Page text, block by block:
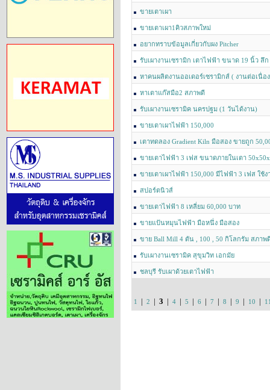
ขายเตาเผา
ขายเตาเผา1คิวสภาพใหม่
อยากทราบข้อมูลเกี่ยวกับผง Pitcher
รับเผางานเซรามิก เตาไฟฟ้า ขนาด 19 นิ้ว ลึ
หาคนผลิตงานออเดอร์เซรามิกส์ ( งานต่อเนื่อ
หาเตาแก๊สมือ2 สภาพดี
รับเผางานเซรามิค นครปฐม (1 วันได้งาน)
ขายเตาเผาไฟฟ้า 150,000
เตาทดลอง Gradient Kiln มือสอง ขายถูก
ขายเตาไฟฟ้า​ 3 เฟส​ ขนาด​ภายในเตา​
ขายเตาเผาไฟฟ้า 150,000 มีไฟฟ้า 3 เฟส ใช้
สปอร์ตนิวส์
ขายเตาไฟฟ้า​ 8​ เหลี่ยม​ 60,000​ บาท
ขายแป้นหมุนไฟฟ้า มือหนึ่ง มือสอง
ขาย Ball Mill 4 ตัน , 100 , 50 กิโลกรัม สภาพ
รับเผางานเซรามิค สุขุมวิท เอกมัย
ชลบุรี รับเผาด้วยเตาไฟฟ้า
1 | 2 | 3 | 4 | 5 | 6 | 7 | 8 | 9 | 10 |